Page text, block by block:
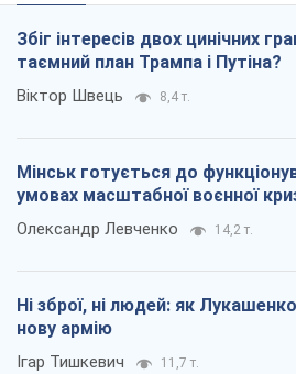
Збіг інтересів двох цинічних
таємний план Трампа і Путіна?
Віктор Швець 8,4 т.
Мінськ готується до
умовах масштабної воєнної
Олександр Левченко 14,2 т.
Ні зброї, ні людей: як
нову армію
Ігар Тишкевич 11,7 т.